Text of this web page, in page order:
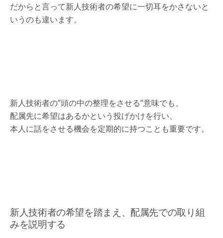
だからと言って新人技術者の希望に一切耳をかさないと
いうのも違います。
新人技術者の”頭の中の整理をさせる”意味でも、
配属先に希望はあるかという投げかけを行い、
本人に話をさせる機会を定期的に持つことも重要です。
新人技術者の希望を踏まえ、配属先での取り組
みを説明する